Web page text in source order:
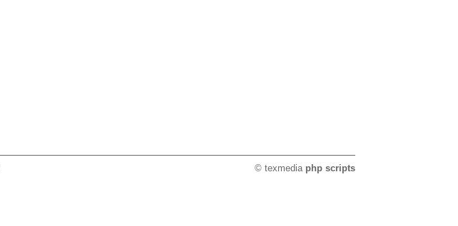
© texmedia php scripts